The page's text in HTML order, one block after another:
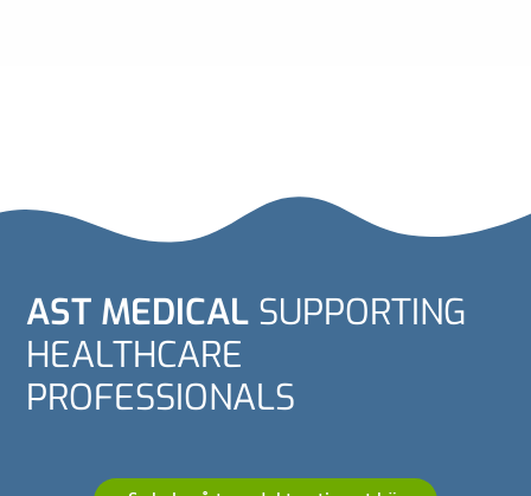
AST MEDICAL SUPPORTING
HEALTHCARE
PROFESSIONALS